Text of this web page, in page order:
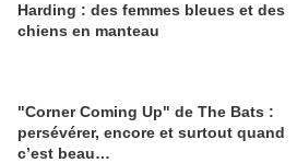
Harding : des femmes bleues et des
chiens en manteau
"Corner Coming Up" de The Bats :
persévérer, encore et surtout quand
c’est beau…